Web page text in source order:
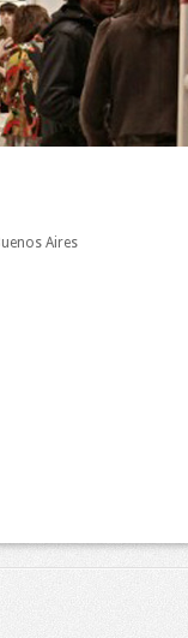
Aires